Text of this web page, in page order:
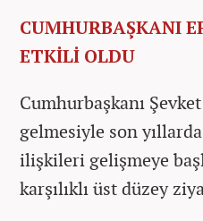
CUMHURBAŞKANI
ETKİLİ OLDU
Cumhurbaşkanı
gelmesiyle son
ilişkileri gelişmeye
karşılıklı üst düzey